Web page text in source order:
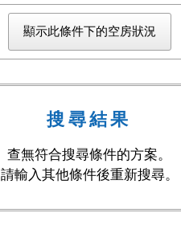
搜尋結果
查無符合搜尋條件的方案。
請輸入其他條件後重新搜尋。